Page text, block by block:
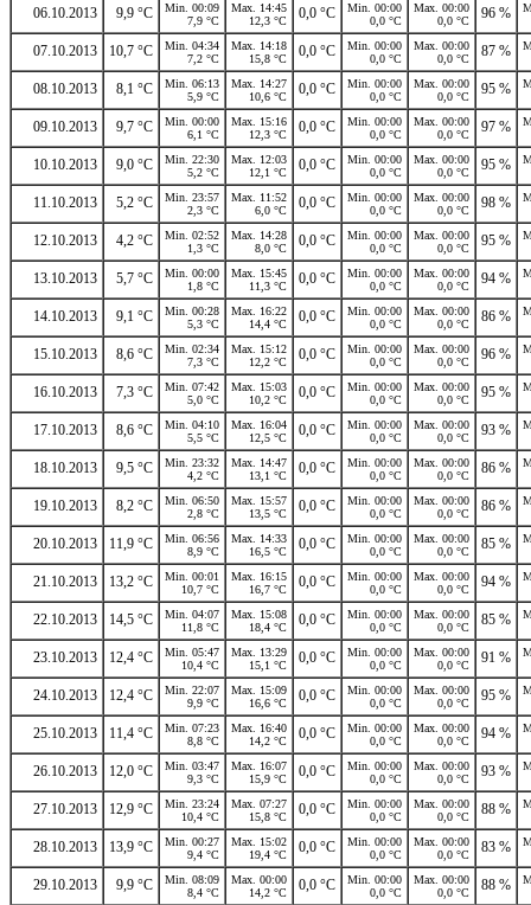
06.10.2013 9,9 °C
Min. 00:09
7,9 °C
Max. 14:45
12,3 °C
0,0 °C
Min. 00:00
0,0 °C
Max. 00:00
0,0 °C
96 %
07.10.2013 10,7 °C
Min. 04:34
7,2 °C
Max. 14:18
15,8 °C
0,0 °C
Min. 00:00
0,0 °C
Max. 00:00
0,0 °C
87 %
08.10.2013 8,1 °C
Min. 06:13
5,9 °C
Max. 14:27
10,6 °C
0,0 °C
Min. 00:00
0,0 °C
Max. 00:00
0,0 °C
95 %
09.10.2013 9,7 °C
Min. 00:00
6,1 °C
Max. 15:16
12,3 °C
0,0 °C
Min. 00:00
0,0 °C
Max. 00:00
0,0 °C
97 %
10.10.2013 9,0 °C
Min. 22:30
5,2 °C
Max. 12:03
12,1 °C
0,0 °C
Min. 00:00
0,0 °C
Max. 00:00
0,0 °C
95 %
11.10.2013 5,2 °C
Min. 23:57
2,3 °C
Max. 11:52
6,0 °C
0,0 °C
Min. 00:00
0,0 °C
Max. 00:00
0,0 °C
98 %
12.10.2013 4,2 °C
Min. 02:52
1,3 °C
Max. 14:28
8,0 °C
0,0 °C
Min. 00:00
0,0 °C
Max. 00:00
0,0 °C
95 %
13.10.2013 5,7 °C
Min. 00:00
1,8 °C
Max. 15:45
11,3 °C
0,0 °C
Min. 00:00
0,0 °C
Max. 00:00
0,0 °C
94 %
14.10.2013 9,1 °C
Min. 00:28
5,3 °C
Max. 16:22
14,4 °C
0,0 °C
Min. 00:00
0,0 °C
Max. 00:00
0,0 °C
86 %
15.10.2013 8,6 °C
Min. 02:34
7,3 °C
Max. 15:12
12,2 °C
0,0 °C
Min. 00:00
0,0 °C
Max. 00:00
0,0 °C
96 %
16.10.2013 7,3 °C
Min. 07:42
5,0 °C
Max. 15:03
10,2 °C
0,0 °C
Min. 00:00
0,0 °C
Max. 00:00
0,0 °C
95 %
17.10.2013 8,6 °C
Min. 04:10
5,5 °C
Max. 16:04
12,5 °C
0,0 °C
Min. 00:00
0,0 °C
Max. 00:00
0,0 °C
93 %
18.10.2013 9,5 °C
Min. 23:32
4,2 °C
Max. 14:47
13,1 °C
0,0 °C
Min. 00:00
0,0 °C
Max. 00:00
0,0 °C
86 %
19.10.2013 8,2 °C
Min. 06:50
2,8 °C
Max. 15:57
13,5 °C
0,0 °C
Min. 00:00
0,0 °C
Max. 00:00
0,0 °C
86 %
20.10.2013 11,9 °C
Min. 06:56
8,9 °C
Max. 14:33
16,5 °C
0,0 °C
Min. 00:00
0,0 °C
Max. 00:00
0,0 °C
85 %
21.10.2013 13,2 °C
Min. 00:01
10,7 °C
Max. 16:15
16,7 °C
0,0 °C
Min. 00:00
0,0 °C
Max. 00:00
0,0 °C
94 %
22.10.2013 14,5 °C
Min. 04:07
11,8 °C
Max. 15:08
18,4 °C
0,0 °C
Min. 00:00
0,0 °C
Max. 00:00
0,0 °C
85 %
23.10.2013 12,4 °C
Min. 05:47
10,4 °C
Max. 13:29
15,1 °C
0,0 °C
Min. 00:00
0,0 °C
Max. 00:00
0,0 °C
91 %
24.10.2013 12,4 °C
Min. 22:07
9,9 °C
Max. 15:09
16,6 °C
0,0 °C
Min. 00:00
0,0 °C
Max. 00:00
0,0 °C
95 %
25.10.2013 11,4 °C
Min. 07:23
8,8 °C
Max. 16:40
14,2 °C
0,0 °C
Min. 00:00
0,0 °C
Max. 00:00
0,0 °C
94 %
26.10.2013 12,0 °C
Min. 03:47
9,3 °C
Max. 16:07
15,9 °C
0,0 °C
Min. 00:00
0,0 °C
Max. 00:00
0,0 °C
93 %
27.10.2013 12,9 °C
Min. 23:24
10,4 °C
Max. 07:27
15,8 °C
0,0 °C
Min. 00:00
0,0 °C
Max. 00:00
0,0 °C
88 %
28.10.2013 13,9 °C
Min. 00:27
9,4 °C
Max. 15:02
19,4 °C
0,0 °C
Min. 00:00
0,0 °C
Max. 00:00
0,0 °C
83 %
29.10.2013 9,9 °C
Min. 08:09
8,4 °C
Max. 00:00
14,2 °C
0,0 °C
Min. 00:00
0,0 °C
Max. 00:00
0,0 °C
88 %